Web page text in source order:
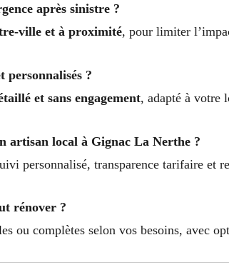
après sinistre ?
ville et à proximité, pour limiter
personnalisés ?
et sans engagement, adapté à votre
artisan local à Gignac La Nerthe ?
personnalisé, transparence tarifaire et
rénover ?
ou complètes selon vos besoins, avec